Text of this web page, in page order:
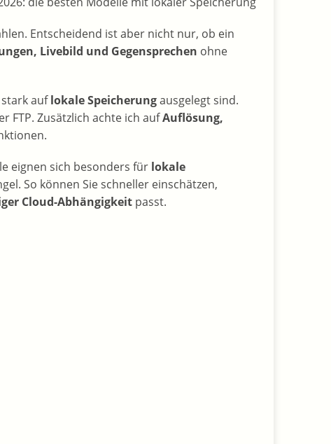
Entscheidend ist aber nicht nur, ob ein
Livebild und Gegensprechen ohne
auflokale Speicherungausgelegt sind.
FTP. Zusätzlich achte ich aufAuflösung,
eignen sich besonders für lokale
So können Sie schneller einschätzen,
Cloud-Abhängigkeit passt.